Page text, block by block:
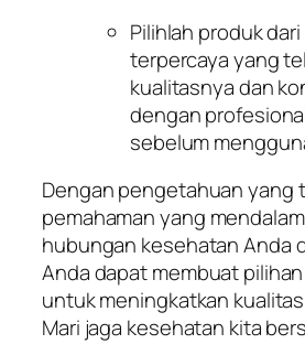
Pilihlah produk
terpercaya yang
kualitasnya dan
dengan
sebelum
Dengan pengetahuan yang
pemahaman yang
hubungan kesehatan Anda
Anda dapat membuat
untuk meningkatkan
Mari jaga kesehatan kita